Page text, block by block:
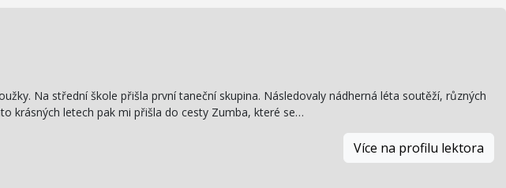
Na střední škole přišla první taneční skupina. Následovaly nádherná léta soutěží, různých
krásných letech pak mi přišla do cesty Zumba, které se…
Více na profilu lektora